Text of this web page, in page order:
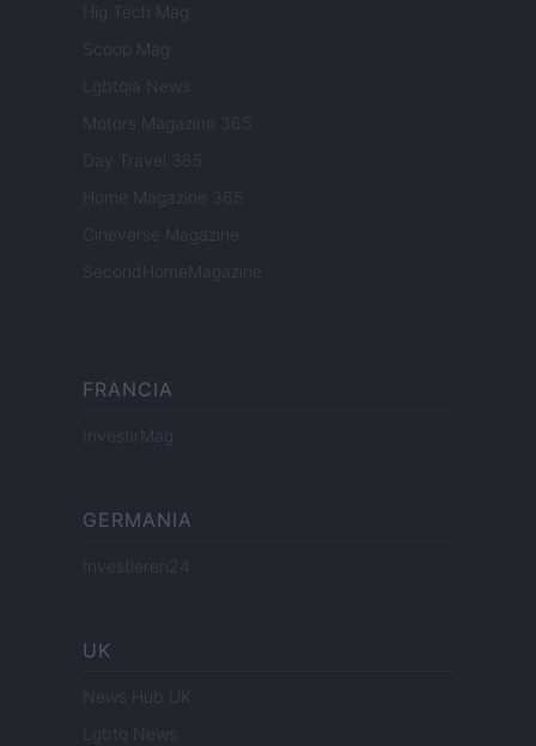
Hig Tech Mag
Scoop Mag
Lgbtqia News
Motors Magazine 365
Day Travel 365
Home Magazine 365
Cineverse Magazine
SecondHomeMagazine
FRANCIA
InvestirMag
GERMANIA
Investieren24
UK
News Hub UK
Lgbtq News